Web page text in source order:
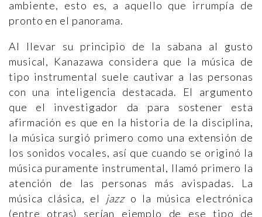
ambiente, esto es, a aquello que irrumpía de
pronto en el panorama.
Al llevar su principio de la sabana al gusto
musical, Kanazawa considera que la música de
tipo instrumental suele cautivar a las personas
con una inteligencia destacada. El argumento
que el investigador da para sostener esta
afirmación es que en la historia de la disciplina,
la música surgió primero como una extensión de
los sonidos vocales, así que cuando se originó la
música puramente instrumental, llamó primero la
atención de las personas más avispadas. La
música clásica, el
jazzo la música electrónica
(entre otras) serían ejemplo de ese tipo de